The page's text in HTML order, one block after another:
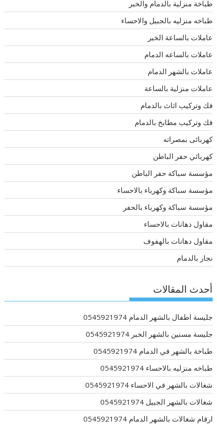
طباخة منزلية بالدمام والخبر
طباخه منزليه بالجبيل والاحساء
عاملات بالساعة الخبر
عاملات بالساعه الدمام
عاملات بالشهر الدمام
عاملات منزلية بالساعة
فك وتركيب اثاث بالدمام
فك وتركيب مطابخ بالدمام
كهربائى بمصراته
كهربائي حفر الباطن
مؤسسة سباكة حفر الباطن
مؤسسة سباكة وكهرباء بالاحساء
مؤسسة سباكة وكهرباء بالحفر
مقاول دهانات بالاحساء
مقاول دهانات بالهفوف
نجار بالدمام
أحدث المقالات
جليسة اطفال بالشهر الدمام 0545921974
جليسة مسنين بالشهر الخبر 0545921974
طباخة بالشهر في الدمام 0545921974
طباخه منزليه بالاحساء 0545921974
شغالات بالشهر في الاحساء 0545921974
شغالات بالشهر الجبيل 0545921974
ارقام شغالات بالشهر الدمام 0545921974